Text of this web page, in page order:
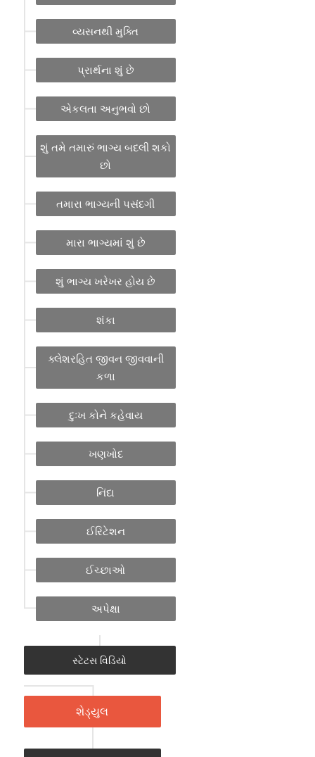
વ્યસનથી મુક્તિ
પ્રાર્થના શું છે
એકલતા અનુભવો છો
શું તમે તમારું ભાગ્ય બદલી શકો
છો
તમારા ભાગ્યની પસંદગી
મારા ભાગ્યમાં શું છે
શું ભાગ્ય ખરેખર હોય છે
શંકા
ક્લેશરહિત જીવન જીવવાની
કળા
દુઃખ કોને કહેવાય
ખણખોદ
નિંદા
ઈરિટેશન
ઈચ્છાઓ
અપેક્ષા
સ્ટેટસ વિડિયો
શેડ્યુલ